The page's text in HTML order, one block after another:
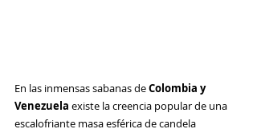
En las inmensas sabanas de Colombia y
Venezuela existe la creencia popular de una
escalofriante masa esférica de candela